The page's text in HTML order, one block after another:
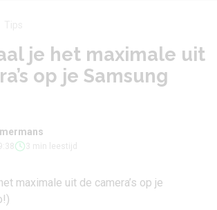
je het maximale uit
op je Samsung
3 min leestijd